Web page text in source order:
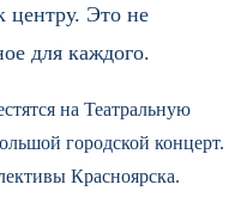
центру. Это не
для каждого.
на Театральную
городской концерт.
Красноярска.